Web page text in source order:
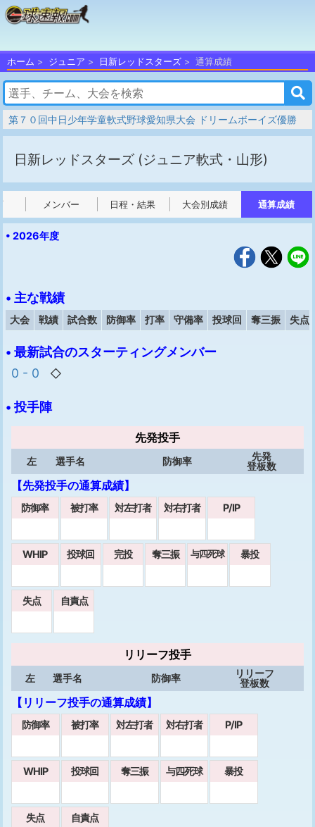
ホーム ジュニア 日新レッドスターズ 通算成績
第７０回中日少年学童軟式野球愛知県大会 ドリームボーイズ優勝
日新レッドスターズ (ジュニア軟式・山形)
メンバー 日程・結果 大会別成績 通算成績
• 2026年度
• 主な戦績
大会 戦績 試合数 防御率 打率 守備率 投球回 奪三振 失点
• 最新試合のスターティングメンバー
0 - 0
◇
• 投手陣
先発投手
左 選手名 防御率
先発
登板数
【先発投手の通算成績】
防御率 被打率 対左打者 対右打者 P/IP
WHIP 投球回 完投 奪三振 与四死球 暴投
失点 自責点
リリーフ投手
左 選手名 防御率
リリーフ
登板数
【リリーフ投手の通算成績】
防御率 被打率 対左打者 対右打者 P/IP
WHIP 投球回 奪三振 与四死球 暴投
失点 自責点